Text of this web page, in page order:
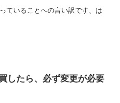
ていることへの言い訳です、は
したら、必ず変更が必要